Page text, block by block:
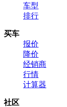
车型
排行
买车
报价
降价
经销商
行情
计算器
社区